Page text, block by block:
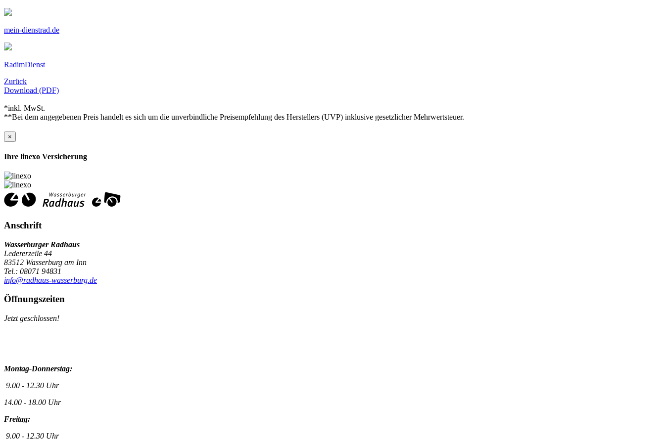
mein-dienstrad.de
RadimDienst
Zurück
Download (PDF)
*inkl. MwSt.
**Bei dem angegebenen Preis handelt es sich um die unverbindliche Preisempfehlung des Herstellers (UVP) inklusive gesetzlicher Mehrwertsteuer.
×
Ihre linexo Versicherung
Anschrift
Wasserburger Radhaus
Ledererzeile 44
83512 Wasserburg am Inn
Tel.: 08071 94831
info@radhaus-wasserburg.de
Öffnungszeiten
Jetzt geschlossen!
Montag-Donnerstag:
9.00 - 12.30 Uhr
14.00 - 18.00 Uhr
Freitag:
9.00 - 12.30 Uhr